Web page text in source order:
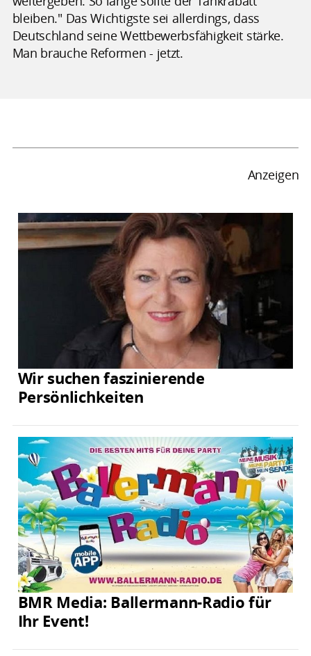
bleiben." Das Wichtigste sei allerdings, dass
Deutschland seine Wettbewerbsfähigkeit stärke.
Man brauche Reformen - jetzt.
Anzeigen
Wir suchen faszinierende
Persönlichkeiten
BMR Media: Ballermann-Radio für
Ihr Event!